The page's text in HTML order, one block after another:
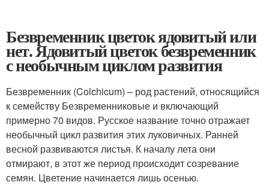
Безвременник цветок ядовитый или
нет. Ядовитый цветок безвременник
с необычным циклом развития
Безвременник (Colchicum) – род растений, относящийся
к семейству Безвременниковые и включающий
примерно 70 видов. Русское название точно отражает
необычный цикл развития этих луковичных. Ранней
весной развиваются листья. К началу лета они
отмирают, в этот же период происходит созревание
семян. Цветение начинается лишь осенью.